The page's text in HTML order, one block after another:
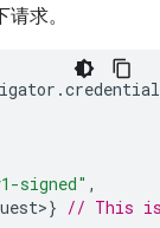
求。
.
signed" ,
>} // This